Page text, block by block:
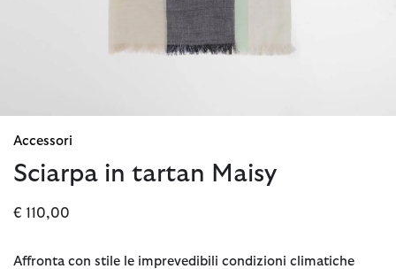
Accessori
Sciarpa in tartan Maisy
€ 110,00
Affronta con stile le imprevedibili condizioni climatiche